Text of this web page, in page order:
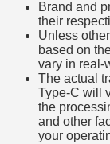
Brand and
their
Unless
based on
vary in real-
The actual
Type-C will
the
and other
your